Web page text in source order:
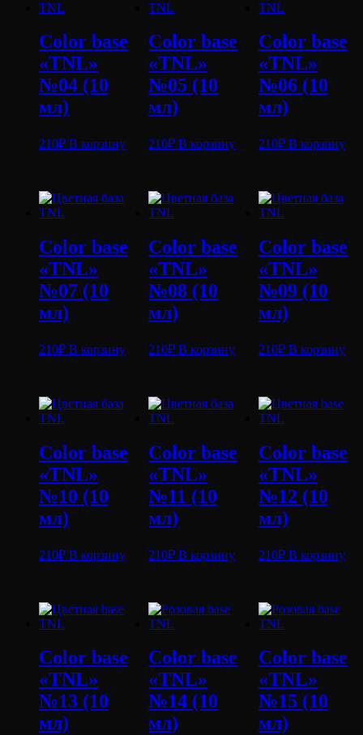
Color base
«TNL»
№04 (10
мл)
210₽ В корзину
Color base
«TNL»
№05 (10
мл)
210₽ В корзину
Color base
«TNL»
№06 (10
мл)
210₽ В корзину
Color base
«TNL»
№07 (10
мл)
210₽ В корзину
Color base
«TNL»
№08 (10
мл)
210₽ В корзину
Color base
«TNL»
№09 (10
мл)
210₽ В корзину
Color base
«TNL»
№10 (10
мл)
210₽ В корзину
Color base
«TNL»
№11 (10
мл)
210₽ В корзину
Color base
«TNL»
№12 (10
мл)
210₽ В корзину
Color base
«TNL»
№13 (10
мл)
Color base
«TNL»
№14 (10
мл)
Color base
«TNL»
№15 (10
мл)